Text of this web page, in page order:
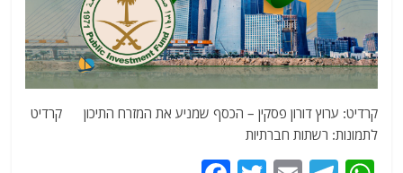
קרדיט: ערוץ דורון פסקין – הכסף שמניע את המזרח התיכון קרדיט
לתמונות: רשתות חברתיות